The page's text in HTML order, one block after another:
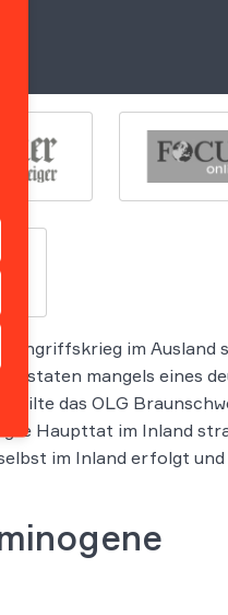
Angriffskrieg im Ausland
mangels eines
das OLG
Haupttat im Inland
im Inland erfolgt und